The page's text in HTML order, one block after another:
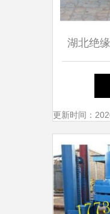
湖北绝
与
更新时间：